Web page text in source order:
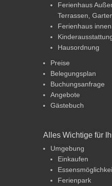
Ferienhaus
Terrassen,
Ferienhaus innen
Hausordnung
Preise
Belegungsplan
Buchungsanfrage
Angebote
Gästebuch
Alles Wichtige für
Umgebung
Einkaufen
Ferienpark